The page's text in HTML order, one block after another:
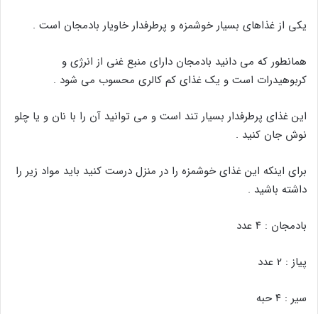
یکی از غذاهای بسیار خوشمزه و پرطرفدار خاویار بادمجان است .
همانطور که می دانید بادمجان دارای منبع غنی از انرژی و
کربوهیدرات است و یک غذای کم کالری محسوب می شود .
این غذای پرطرفدار بسیار تند است و می توانید آن را با نان و یا چلو
نوش جان کنید .
برای اینکه این غذای خوشمزه را در منزل درست کنید باید مواد زیر را
داشته باشید .
بادمجان : ۴ عدد
پیاز : ۲ عدد
سیر : ۴ حبه